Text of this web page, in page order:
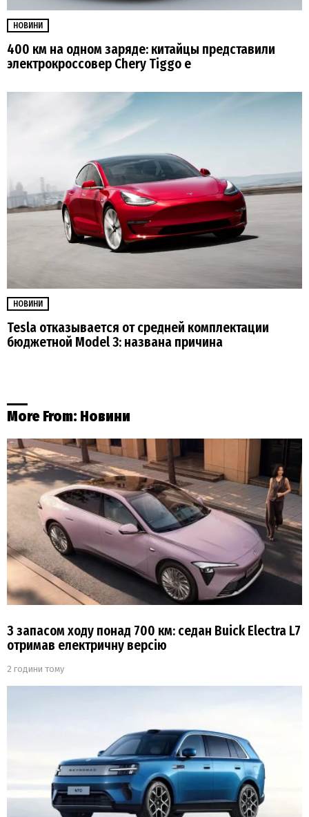
НОВИНИ
400 км на одном заряде: китайцы представили
электрокроссовер Chery Tiggo e
НОВИНИ
Tesla отказывается от средней комплектации
бюджетной Model 3: названа причина
More From: Новини
З запасом ходу понад 700 км: седан Buick Electra L7
отримав електричну версію
2 години тому